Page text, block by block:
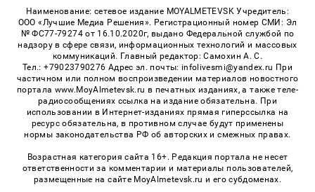
Наименование: сетевое издание MOYALMETEVSK Учредитель:
ООО «Лучшие Медиа Решения». Регистрационный номер СМИ: Эл
№ ФС77-79274 от 16.10.2020г, выдано Федеральной службой по
надзору в сфере связи, информационных технологий и массовых
коммуникаций. Главный редактор: Самохин А. С.
Тел.: +79023790276 Адрес эл. почты: infolivesmi@yandex.ru При
частичном или полном воспроизведении материалов новостного
портала www.MoyAlmetevsk.ru в печатных изданиях, а также теле-
радиосообщениях ссылка на издание обязательна. При
использовании в Интернет-изданиях прямая гиперссылка на
ресурс обязательна, в противном случае будут применены
нормы законодательства РФ об авторских и смежных правах.
Возрастная категория сайта 16+. Редакция портала не несет
ответственности за комментарии и материалы пользователей,
размещенные на сайте MoyAlmetevsk.ru и его субдоменах.